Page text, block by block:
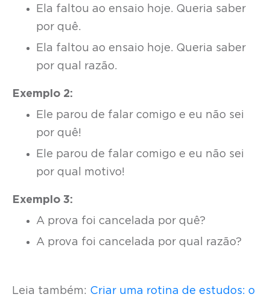
Ela faltou ao ensaio hoje. Queria saber
por quê.
Ela faltou ao ensaio hoje. Queria saber
por qual razão.
Exemplo 2:
Ele parou de falar comigo e eu não sei
por quê!
Ele parou de falar comigo e eu não sei
por qual motivo!
Exemplo 3:
A prova foi cancelada por quê?
A prova foi cancelada por qual razão?
Leia também: Criar uma rotina de estudos: o